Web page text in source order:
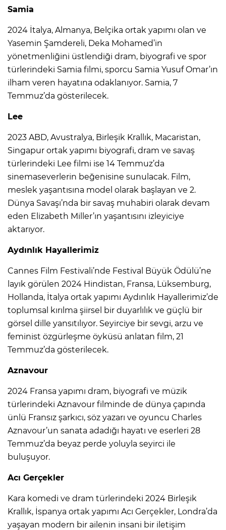
Samia
2024 İtalya, Almanya, Belçika ortak yapımı olan ve
Yasemin Şamdereli, Deka Mohamed’in
yönetmenliğini üstlendiği dram, biyografi ve spor
türlerindeki Samia filmi, sporcu Samia Yusuf Omar’ın
ilham veren hayatına odaklanıyor. Samia, 7
Temmuz’da gösterilecek.
Lee
2023 ABD, Avustralya, Birleşik Krallık, Macaristan,
Singapur ortak yapımı biyografi, dram ve savaş
türlerindeki Lee filmi ise 14 Temmuz’da
sinemaseverlerin beğenisine sunulacak. Film,
meslek yaşantısına model olarak başlayan ve 2.
Dünya Savaşı’nda bir savaş muhabiri olarak devam
eden Elizabeth Miller’ın yaşantısını izleyiciye
aktarıyor.
Aydınlık Hayallerimiz
Cannes Film Festivali’nde Festival Büyük Ödülü’ne
layık görülen 2024 Hindistan, Fransa, Lüksemburg,
Hollanda, İtalya ortak yapımı Aydınlık Hayallerimiz’de
toplumsal kırılma şiirsel bir duyarlılık ve güçlü bir
görsel dille yansıtılıyor. Seyirciye bir sevgi, arzu ve
feminist özgürleşme öyküsü anlatan film, 21
Temmuz’da gösterilecek.
Aznavour
2024 Fransa yapımı dram, biyografi ve müzik
türlerindeki Aznavour filminde de dünya çapında
ünlü Fransız şarkıcı, söz yazarı ve oyuncu Charles
Aznavour’un sanata adadığı hayatı ve eserleri 28
Temmuz’da beyaz perde yoluyla seyirci ile
buluşuyor.
Acı Gerçekler
Kara komedi ve dram türlerindeki 2024 Birleşik
Krallık, İspanya ortak yapımı Acı Gerçekler, Londra’da
yaşayan modern bir ailenin insani bir iletişim